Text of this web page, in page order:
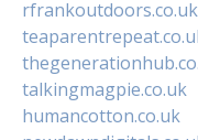
rfrankoutdoors.co.uk
talkingmagpie.co.uk
humancotton.co.uk